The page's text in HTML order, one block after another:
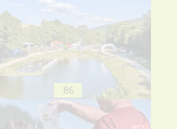
86